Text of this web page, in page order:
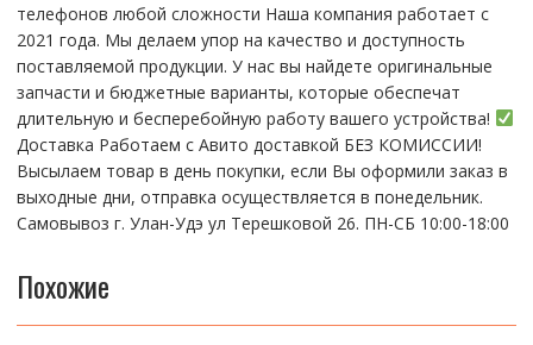
телефонов любой сложности Наша компания работает с
2021 года. Мы делаем упор на качество и доступность
поставляемой продукции. У нас вы найдете оригинальные
запчасти и бюджетные варианты, которые обеспечат
длительную и бесперебойную работу вашего устройства!
Доставка Работаем с Авито доставкой БЕЗ КОМИССИИ!
Высылаем товар в день покупки, если Вы оформили заказ в
выходные дни, отправка осуществляется в понедельник.
Самовывоз г. Улан-Удэ ул Терешковой 26. ПН-СБ 10:00-18:00
Похожие